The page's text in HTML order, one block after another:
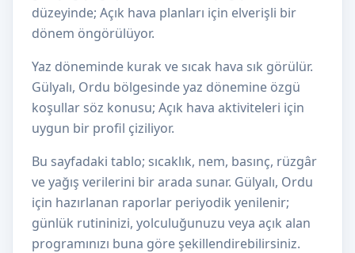
düzeyinde; Açık hava planları için elverişli bir
dönem öngörülüyor.
Yaz döneminde kurak ve sıcak hava sık görülür.
Gülyalı, Ordu bölgesinde yaz dönemine özgü
koşullar söz konusu; Açık hava aktiviteleri için
uygun bir profil çiziliyor.
Bu sayfadaki tablo; sıcaklık, nem, basınç, rüzgâr
ve yağış verilerini bir arada sunar. Gülyalı, Ordu
için hazırlanan raporlar periyodik yenilenir;
günlük rutininizi, yolculuğunuzu veya açık alan
programınızı buna göre şekillendirebilirsiniz.